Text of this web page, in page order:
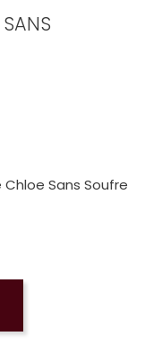
Sans Soufre